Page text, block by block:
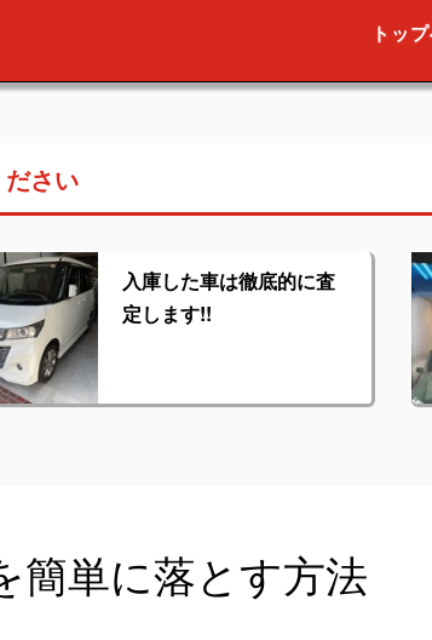
トッ
さい
入庫した車は徹底的に査
定します!!
簡単に落とす方法